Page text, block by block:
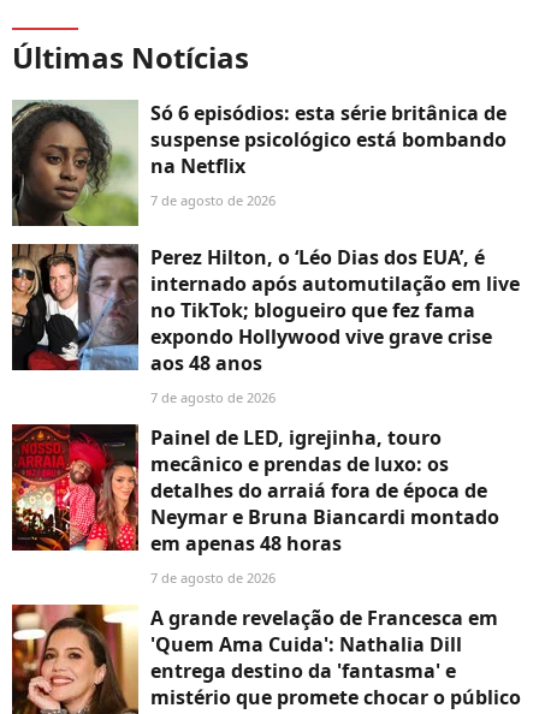
Últimas Notícias
Só 6 episódios: esta série britânica de
suspense psicológico está bombando
na Netflix
7 de agosto de 2026
Perez Hilton, o ‘Léo Dias dos EUA’, é
internado após automutilação em live
no TikTok; blogueiro que fez fama
expondo Hollywood vive grave crise
aos 48 anos
7 de agosto de 2026
Painel de LED, igrejinha, touro
mecânico e prendas de luxo: os
detalhes do arraiá fora de época de
Neymar e Bruna Biancardi montado
em apenas 48 horas
7 de agosto de 2026
A grande revelação de Francesca em
'Quem Ama Cuida': Nathalia Dill
entrega destino da 'fantasma' e
mistério que promete chocar o público